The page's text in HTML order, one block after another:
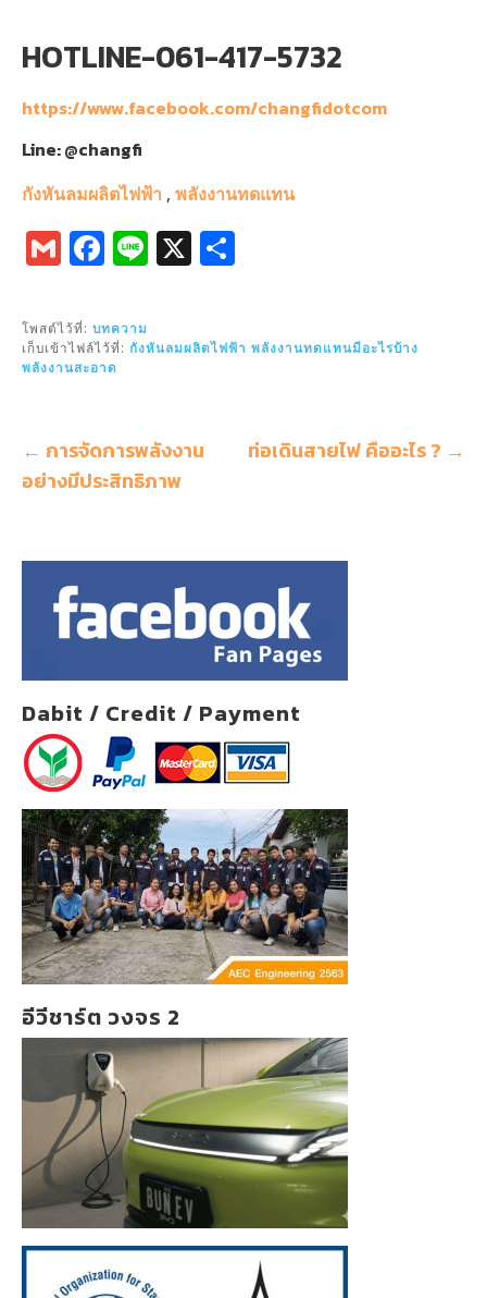
HOTLINE-061-417-5732
https://www.facebook.com/changfidotcom
Line: @changfi
กังหันลมผลิตไฟฟ้า , พลังงานทดแทน
G
m
ai
l
F
a
c
e
b
o
k
Li
n
X
e
โพสต์ไว้ที่: บทความ
เก็บเข้าไฟล์ไว้ที่: กังหันลมผลิตไฟฟ้า พลังงานทดแทนมีอะไรบ้าง
พลังงานสะอาด
แนะแนว
เรื่อง
← การจัดการพลังงาน
อย่างมีประสิทธิภาพ
ท่อเดินสายไฟ คืออะไร ? →
Dabit / Credit / Payment
อีวีชาร์ต วงจร 2